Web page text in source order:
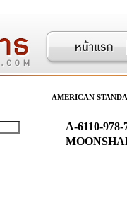
AMERICAN
A-6110-